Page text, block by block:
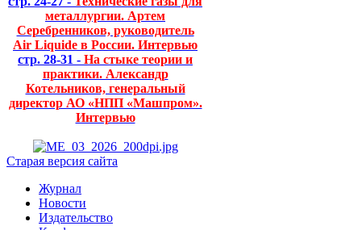
металлургии. Артем
Серебренников, руководитель
Air Liquide в России. Интервью
стр. 28-31 - На стыке теории и
практики. Александр
Котельников, генеральный
директор АО «НПП «Машпром».
Интервью
Старая версия сайта
Журнал
Новости
Издательство